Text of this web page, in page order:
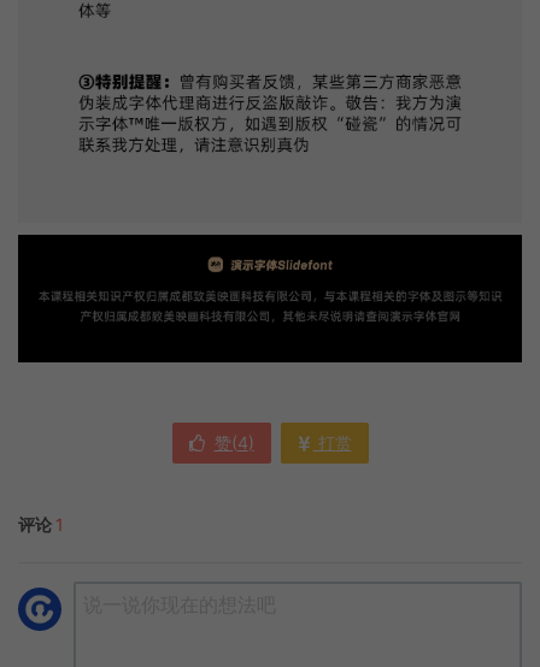
赞(4) 打赏
评论 1